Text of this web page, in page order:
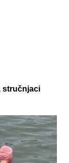
stručnjaci